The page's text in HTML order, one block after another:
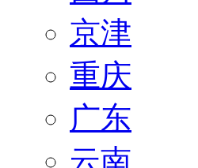
京津
重庆
广东
云南